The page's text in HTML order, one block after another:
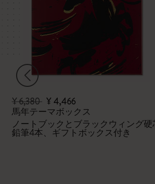
¥ 6,380 ¥ 4,466
馬年テーマボックス
ノートブックとブラックウィング硬
鉛筆4本、ギフトボックス付き